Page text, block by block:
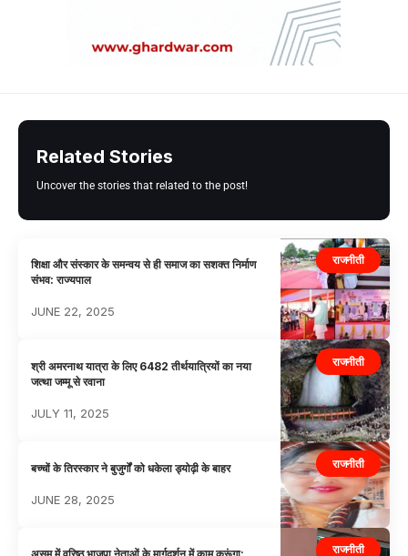
Related Stories
Uncover the stories that related to the post!
राजनीती
शिक्षा और संस्कार के समन्वय से ही समाज का सशक्त निर्माण
संभव: राज्यपाल
JUNE 22, 2025
राजनीती
श्री अमरनाथ यात्रा के लिए 6482 तीर्थयात्रियों का नया
जत्था जम्मू से रवाना
JULY 11, 2025
राजनीती
बच्चों के तिरस्कार ने बुजुर्गों को धकेला ड्योढ़ी के बाहर
JUNE 28, 2025
राजनीती